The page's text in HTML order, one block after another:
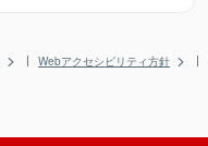
Webアクセシビリティ方針